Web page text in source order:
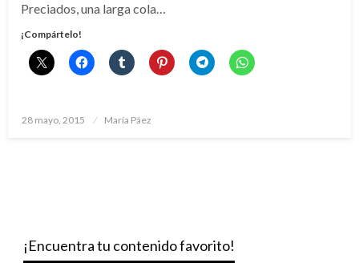
Preciados, una larga cola…
¡Compártelo!
Publicado
28 mayo, 2015 María Páez
¡Encuentra tu contenido favorito!